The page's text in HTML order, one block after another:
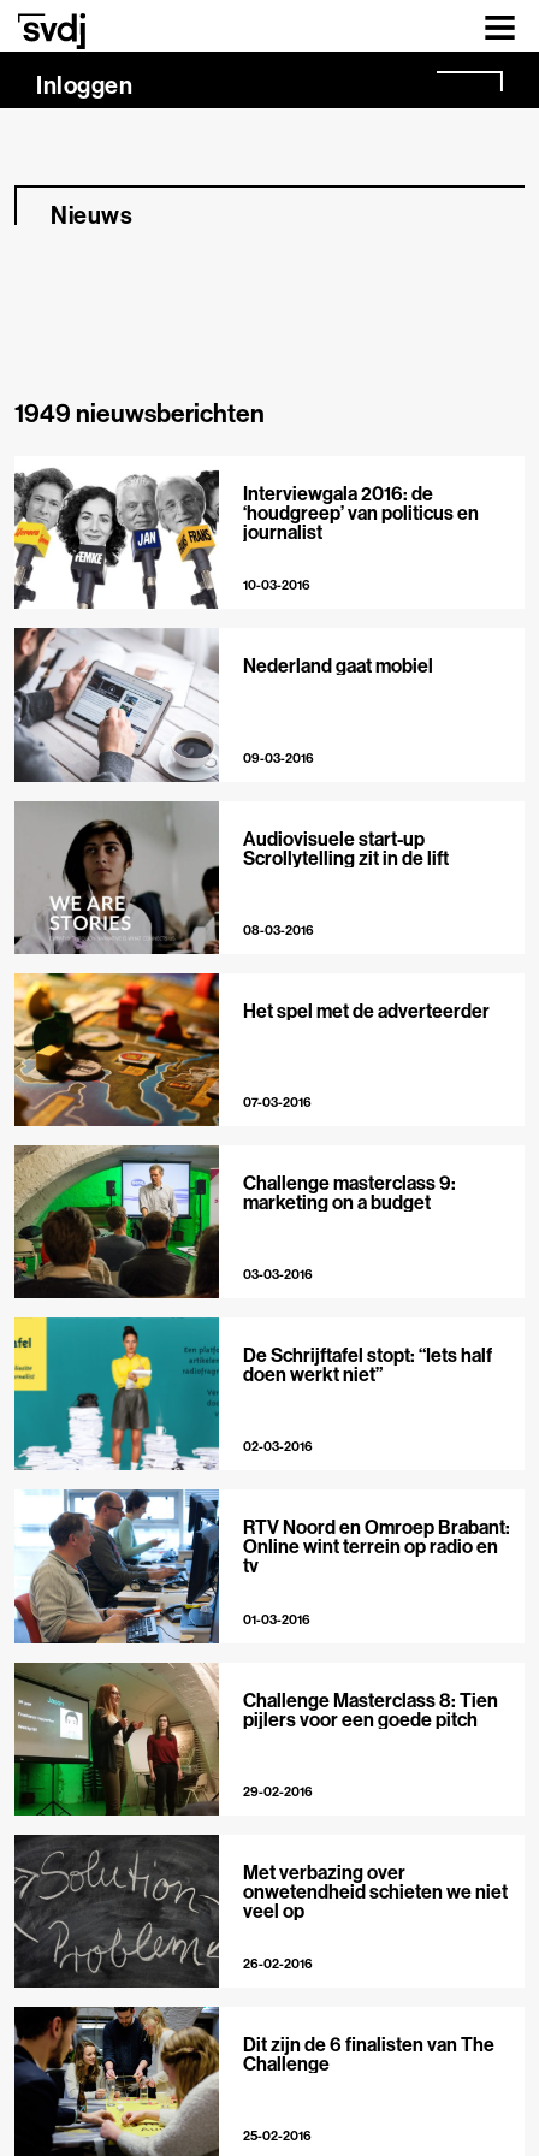
Naar hoofdinhoud
Inloggen
Nieuws
1949 nieuwsberichten
Interviewgala 2016: de
‘houdgreep’ van politicus en
journalist
10-03-2016
Nederland gaat mobiel
09-03-2016
Audiovisuele start-up
Scrollytelling zit in de lift
08-03-2016
Het spel met de adverteerder
07-03-2016
Challenge masterclass 9:
marketing on a budget
03-03-2016
De Schrijftafel stopt: “Iets half
doen werkt niet”
02-03-2016
RTV Noord en Omroep Brabant:
Online wint terrein op radio en
tv
01-03-2016
Challenge Masterclass 8: Tien
pijlers voor een goede pitch
29-02-2016
Met verbazing over
onwetendheid schieten we niet
veel op
26-02-2016
Dit zijn de 6 finalisten van The
Challenge
25-02-2016